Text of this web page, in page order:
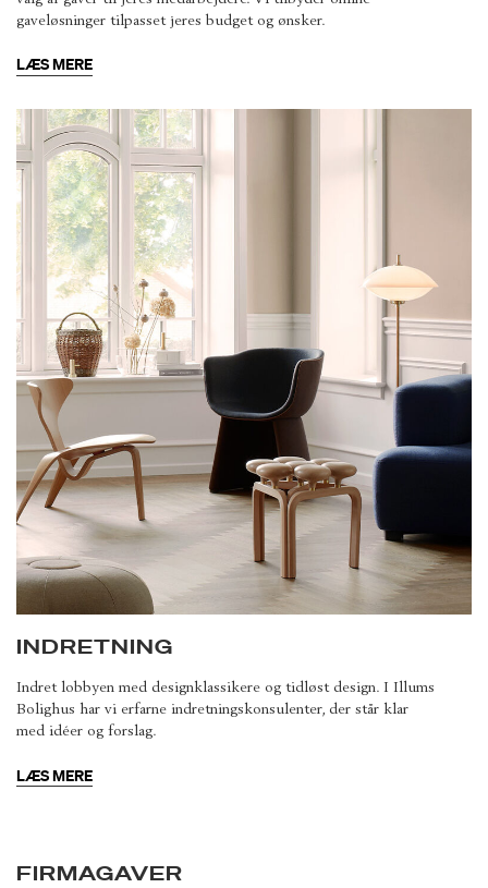
gaveløsninger tilpasset jeres budget og ønsker.
LÆS MERE
INDRETNING
Indret lobbyen med designklassikere og tidløst design. I Illums
Bolighus har vi erfarne indretningskonsulenter, der står klar
med idéer og forslag.
LÆS MERE
FIRMAGAVER